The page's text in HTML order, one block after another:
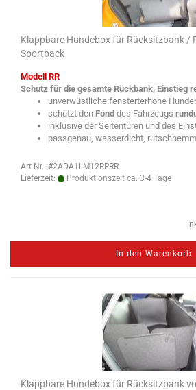
Klappbare Hundebox für Rücksitzbank /
Sportback
Modell RR
Schutz für die gesamte Rückbank, Einstieg
unverwüstliche fensterterhohe
schützt den Fond des Fahrzeugs
inklusive der Seitentüren und des
passgenau, wasserdicht,
Art.Nr.: #2ADA1LM12RRRR
Lieferzeit:
Produktionszeit ca. 3-4 Tage
In den Warenkorb
Klappbare Hundebox für Rücksitzbank